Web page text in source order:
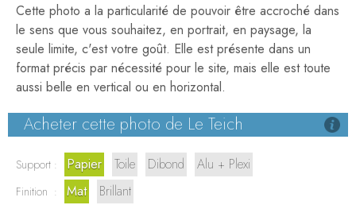
Cette photo a la particularité de pouvoir être accroché dans
le sens que vous souhaitez, en portrait, en paysage, la
seule limite, c'est votre goût. Elle est présente dans un
format précis par nécessité pour le site, mais elle est toute
aussi belle en vertical ou en horizontal.
Acheter cette photo de Le Teich
Support : Papier Toile Dibond Alu + Plexi
Finition : Mat Brillant